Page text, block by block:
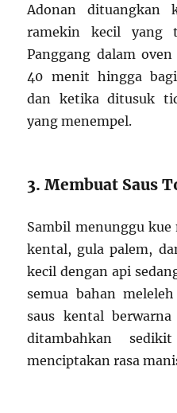
Adonan dituangkan
ramekin kecil yang
Panggang dalam
40 menit hingga
dan ketika ditusuk
yang menempel.
3. Membuat Saus
Sambil menunggu
kental, gula palem,
kecil dengan api
semua bahan
saus kental berwarna
ditambahkan
menciptakan rasa